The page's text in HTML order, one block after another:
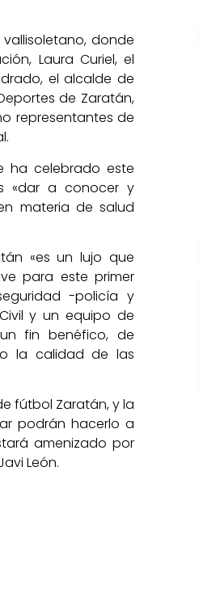
donde
Laura Curiel, el
el alcalde de
de Zaratán,
representantes de
ha celebrado este
«dar a conocer y
materia de salud
«es un lujo que
para este primer
-policía y
y un equipo de
fin benéfico, de
la calidad de las
fútbol Zaratán, y la
podrán hacerlo a
amenizado por
León.